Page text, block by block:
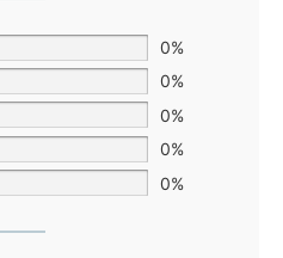
0%
0%
0%
0%
0%